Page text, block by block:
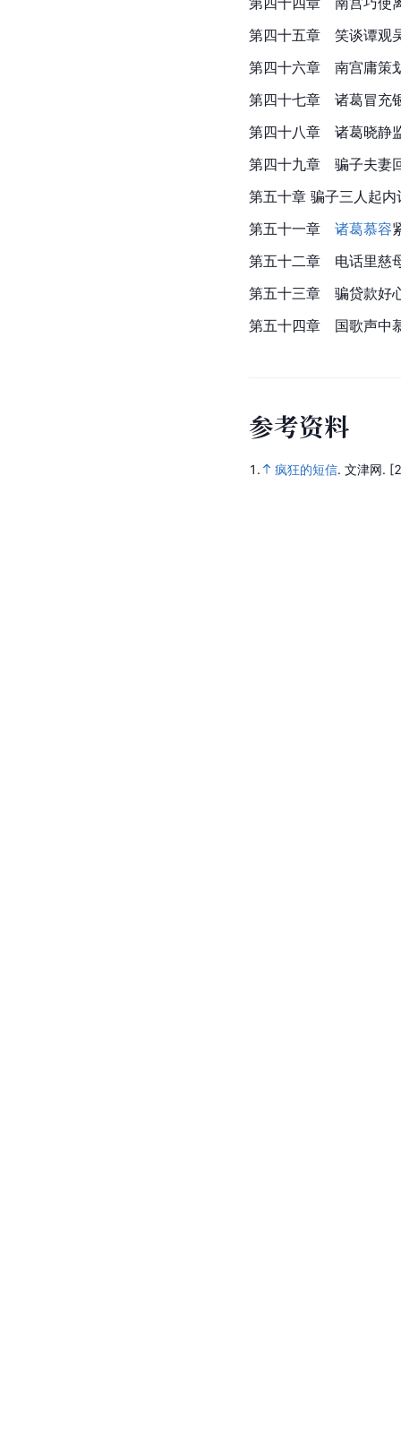
第四十五章　笑谈谭观
第四十六章　南宫庸策
第四十七章　诸葛冒充
第四十八章　诸葛晓静
第四十九章　骗子夫妻
第五十章 骗子三人起
第五十一章 诸葛慕容
第五十二章　电话里慈
第五十三章　骗贷款好
第五十四章　国歌声中
参考资料
1. 疯狂的短信. 文津网.